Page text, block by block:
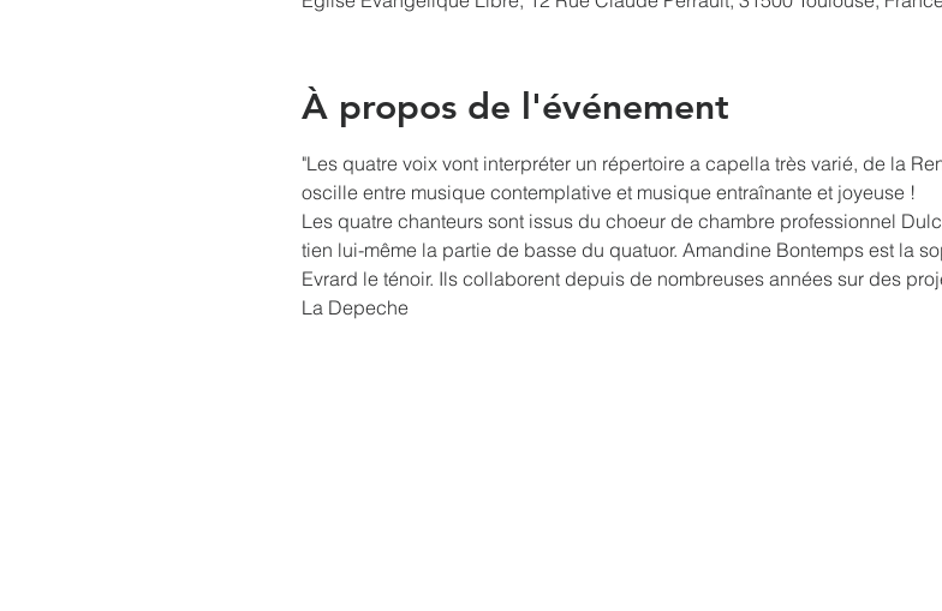
À propos de l'événement
"Les quatre voix vont interpréter un répertoire a capella très varié, de la
oscille entre musique contemplative et musique entraînante et joyeuse !
Les quatre chanteurs sont issus du choeur de chambre professionnel
tien lui-même la partie de basse du quatuor. Amandine Bontemps est la
Evrard le ténoir. Ils collaborent depuis de nombreuses années sur des
La Depeche